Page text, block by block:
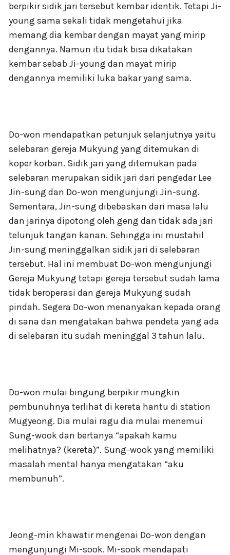
berpikir sidik jari tersebut kembar identik. Tetapi Ji-
young sama sekali tidak mengetahui jika
memang dia kembar dengan mayat yang mirip
dengannya. Namun itu tidak bisa dikatakan
kembar sebab Ji-young dan mayat mirip
dengannya memiliki luka bakar yang sama.
Do-won mendapatkan petunjuk selanjutnya yaitu
selebaran gereja Mukyung yang ditemukan di
koper korban. Sidik jari yang ditemukan pada
selebaran merupakan sidik jari dari pengedar Lee
Jin-sung dan Do-won mengunjungi Jin-sung.
Sementara, Jin-sung dibebaskan dari masa lalu
dan jarinya dipotong oleh geng dan tidak ada jari
telunjuk tangan kanan. Sehingga ini mustahil
Jin-sung meninggalkan sidik jari di selebaran
tersebut. Hal ini membuat Do-won mengunjungi
Gereja Mukyung tetapi gereja tersebut sudah lama
tidak beroperasi dan gereja Mukyung sudah
pindah. Segera Do-won menanyakan kepada orang
di sana dan mengatakan bahwa pendeta yang ada
di selebaran itu sudah meninggal 3 tahun lalu.
Do-won mulai bingung berpikir mungkin
pembunuhnya terlihat di kereta hantu di station
Mugyeong. Dia mulai ragu dia mulai menemui
Sung-wook dan bertanya “apakah kamu
melihatnya? (kereta)”. Sung-wook yang memiliki
masalah mental hanya mengatakan “aku
membunuh”.
Jeong-min khawatir mengenai Do-won dengan
mengunjungi Mi-sook. Mi-sook mendapati